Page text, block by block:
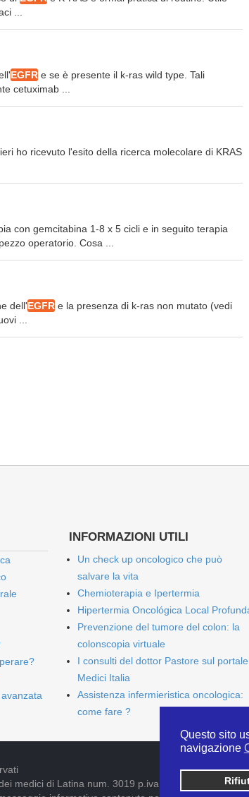
Questo sito
navigazione
...
EGFR e se è presente il k-ras wild type. Tali
cetuximab ...
ho ricevuto l'esito della ricerca molecolare di KRAS
con gemcitabina 1-8 x 5 cicli e in seguito terapia
operatorio. Cosa ...
dell'EGFR e la presenza di k-ras non mutato (vedi
...
INFORMAZIONI UTILI
Un check up oncologico che può
salvare la vita
Chemioterapia e Ipertermia
Hipertermia Oncológica Local
Prevenzione del tumore del colon: la
colonscopia virtuale
I consulti del dottor Pastore sul portale
Medici Italia
Assistenza infermieristica oncologica:
come fare ?
medici di Latina num. 3019 p.iva 09052841005